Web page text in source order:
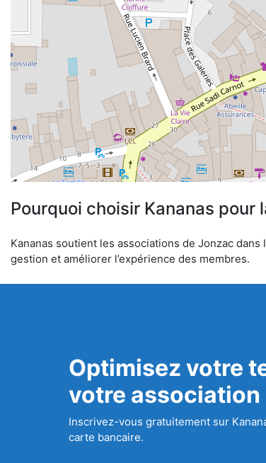
Pourquoi choisir Kananas
Kananas soutient les associations de Jonzac
gestion et améliorer l’expérience des membres.
Optimisez votre
votre association
Inscrivez-vous gratuitement sur
carte bancaire.